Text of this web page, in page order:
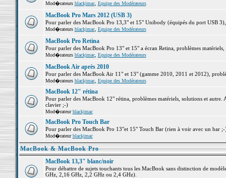
Mod�rateurs blackjmac, Equipe des Modérateurs
MacBook Pro Mars 2012 (USB 3)
Pour parler des MacBook Pro 13,3" et 15" Unibody (équipés du port USB
Mod�rateurs blackjmac, Equipe des Modérateurs
MacBook Pro Retina
Pour parler des MacBook Pro 13" et 15" a écran Retina, problèmes matériels,
Mod�rateurs blackjmac, Equipe des Modérateurs
MacBook Air après 2010
Pour parler des MacBook Air 11" et 13" (gamme 2010, 2011 et 2012),
Mod�rateurs blackjmac, Equipe des Modérateurs
MacBook 12" rétina
Pour parler des MacBook 12" rétina, problèmes matériels, solutions et
clavier ;-)
Mod�rateurblackjmac
MacBook Pro Touch Bar
Pour parler des MacBook Pro 13"et 15" Touch Bar (rien à voir avec un bar
Mod�rateurblackjmac
MacBook & MacBook Pro
MacBook 13,3" blanc/noir
Pour débattre de sujets touchants tous les MacBook sans distinction de
GHz, 2,16 GHz, 2,2 GHz ou 2,4 GHz).